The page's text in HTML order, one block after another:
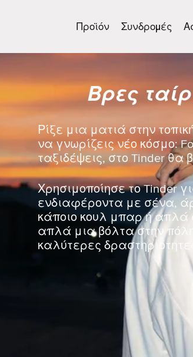
Προϊόν Συνδρομές
Βρες
Ρίξε μια ματιά στην
να γνωρίζεις νέο κόσμο:
ταξιδέψεις, στο Tinder θα
Χρησιμοποίησε το Tinder
ενδιαφέροντα με σένα,
κάποιο κουλ μπαρ ή απλά
απλά μια βόλτα στην
καλύτερες